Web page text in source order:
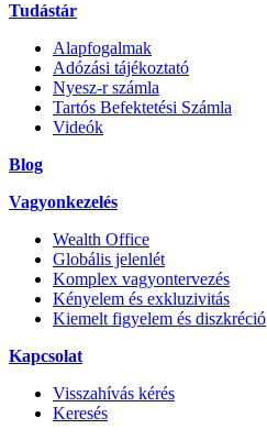
Tudástár
Alapfogalmak
Adózási tájékoztató
Nyesz-r számla
Tartós Befektetési Számla
Videók
Blog
Vagyonkezelés
Wealth Office
Globális jelenlét
Komplex vagyontervezés
Kényelem és exkluzivitás
Kiemelt figyelem és diszkréció
Kapcsolat
Visszahívás kérés
Keresés